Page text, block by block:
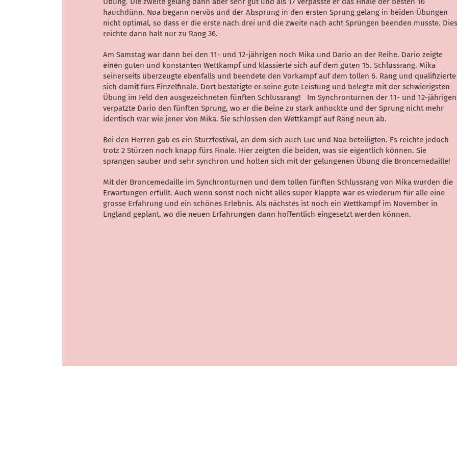
hauchdünn. Noa begann nervös und der Absprung in den ersten Sprung gelang in beiden Übungen
nicht optimal, so dass er die erste nach drei und die zweite nach acht Sprüngen beenden musste. Dies
reichte dann halt nur zu Rang 36.
Am Samstag war dann bei den 11- und 12-jährigen noch Mika und Dario an der Reihe. Dario zeigte
einen guten und konstanten Wettkampf und klassierte sich auf dem guten 15. Schlussrang. Mika
seinerseits überzeugte ebenfalls und beendete den Vorkampf auf dem tollen 6. Rang und qualifizierte
sich damit fürs Einzelfinale. Dort bestätigte er seine gute Leistung und belegte mit der schwierigsten
Übung im Feld den ausgezeichneten fünften Schlussrang! Im Synchronturnen der 11- und 12-jährigen
verpatzte Dario den fünften Sprung, wo er die Beine zu stark anhockte und der Sprung nicht mehr
identisch war wie jener von Mika. Sie schlossen den Wettkampf auf Rang neun ab.
Bei den Herren gab es ein Sturzfestival, an dem sich auch Luc und Noa beteiligten. Es reichte jedoch
trotz 2 Stürzen noch knapp fürs Finale. Hier zeigten die beiden, was sie eigentlich können. Sie
sprangen sauber und sehr synchron und holten sich mit der gelungenen Übung die Broncemedaille!
Mit der Broncemedaille im Synchronturnen und dem tollen fünften Schlussrang von Mika wurden die
Erwartungen erfüllt. Auch wenn sonst noch nicht alles super klappte war es wiederum für alle eine
grosse Erfahrung und ein schönes Erlebnis. Als nächstes ist noch ein Wettkampf im November in
England geplant, wo die neuen Erfahrungen dann hoffentlich eingesetzt werden können.